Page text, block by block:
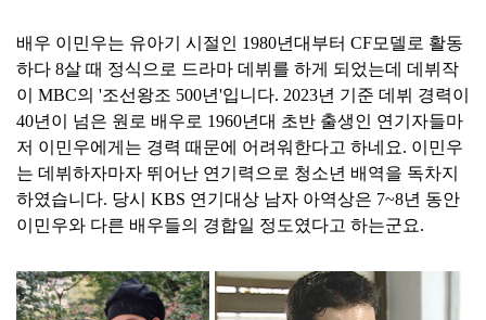
배우 이민우는 유아기 시절인 1980년대부터 CF모델로 활동
하다 8살 때 정식으로 드라마 데뷔를 하게 되었는데 데뷔작
이 MBC의 '조선왕조 500년'입니다. 2023년 기준 데뷔 경력이
40년이 넘은 원로 배우로 1960년대 초반 출생인 연기자들마
저 이민우에게는 경력 때문에 어려워한다고 하네요. 이민우
는 데뷔하자마자 뛰어난 연기력으로 청소년 배역을 독차지
하였습니다. 당시 KBS 연기대상 남자 아역상은 7~8년 동안
이민우와 다른 배우들의 경합일 정도였다고 하는군요.